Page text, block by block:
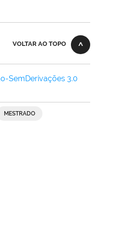
VOLTAR AO TOPO
SemDerivações 3.0
MESTRADO